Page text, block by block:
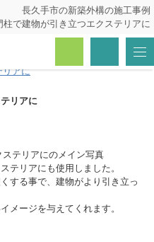
長久手市の新築外構の施工事例
柱で建物が引き立つエクステリアに
リアに
リアに
テリアにも使用しました。
する事で、建物がより引き立っ
メージを与えてくれます。